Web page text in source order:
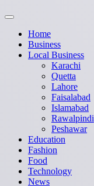
Home
Business
Local Business
Karachi
Quetta
Lahore
Faisalabad
Islamabad
Rawalpindi
Peshawar
Education
Fashion
Food
Technology
News